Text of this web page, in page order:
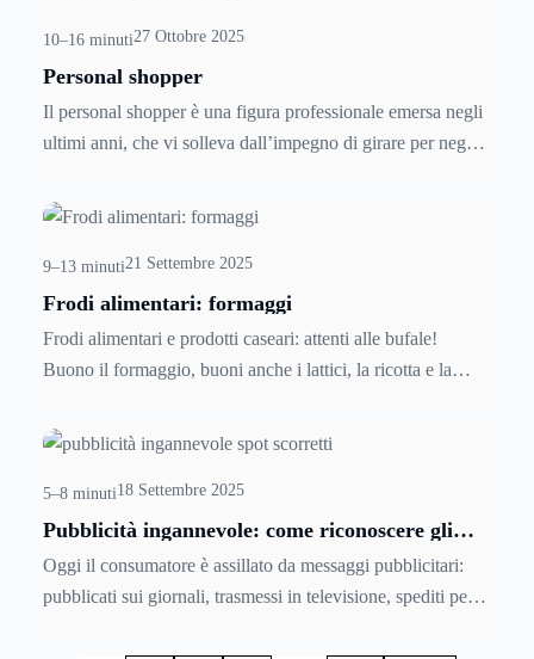
collaborazioni coordinate, somministrazioni o altre forme di
impiego non standard, la pianificazione di un investimento
immobiliare di lungo termine può apparire inizialmente
complessa a causa della natura talvolta discontinua dei
10–16 minuti27 Ottobre 2025
Personal shopper
Il personal shopper è una figura professionale emersa negli
ultimi anni, che vi solleva dall’impegno di girare per negozi
mestiere, dove ha preso maggiormente piede, dove trovarne
9–13 minuti21 Settembre 2025
Frodi alimentari: formaggi
Frodi alimentari e prodotti caseari: attenti alle bufale!
Buono il formaggio, buoni anche i lattici, la ricotta e la
che faccia bene? Non per l'aspettpo nutrizionale, ma per la
di truffe e sofisticazioni, dal latte importato dall'estero ai
veri e propri raggiri con riciclio di alimenti scaduti e
rietichettati. Leggere questa guida sulle sofisticazioni e le
frodi nel campo dei formaggi è quindi molto importante per
5–8 minuti18 Settembre 2025
Pubblicità ingannevole: come riconoscere gli
Oggi il consumatore è assillato da messaggi pubblicitari:
pubblicati sui giornali, trasmessi in televisione, spediti per